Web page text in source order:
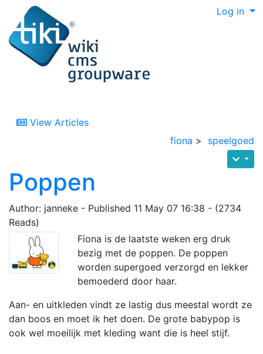
Log in
View Articles
fiona > speelgoed
Poppen
Author: janneke - Published 11 May 07 16:38 - (2734
Reads)
Fiona is de laatste weken erg druk
bezig met de poppen. De poppen
worden supergoed verzorgd en lekker
bemoederd door haar.
Aan- en uitkleden vindt ze lastig dus meestal wordt ze
dan boos en moet ik het doen. De grote babypop is
ook wel moeilijk met kleding want die is heel stijf.